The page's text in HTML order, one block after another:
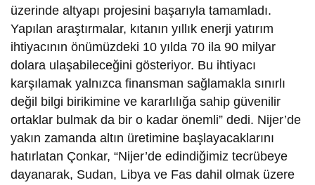
üzerinde altyapı projesini başarıyla tamamladı.
Yapılan araştırmalar, kıtanın yıllık enerji yatırım
ihtiyacının önümüzdeki 10 yılda 70 ila 90 milyar
dolara ulaşabileceğini gösteriyor. Bu ihtiyacı
karşılamak yalnızca finansman sağlamakla sınırlı
değil bilgi birikimine ve kararlılığa sahip güvenilir
ortaklar bulmak da bir o kadar önemli” dedi. Nijer’de
yakın zamanda altın üretimine başlayacaklarını
hatırlatan Çonkar, “Nijer’de edindiğimiz tecrübeye
dayanarak, Sudan, Libya ve Fas dahil olmak üzere